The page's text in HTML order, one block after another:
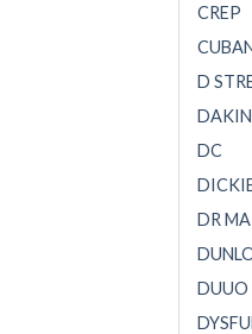
CREP
D
DC
DR
DUUO